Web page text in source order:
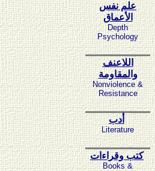
علم نفس
الأعماق
Depth
Psychology
اللاعنف
والمقاومة
Nonviolence &
Resistance
أدب
Literature
كتب وقراءات
Books &